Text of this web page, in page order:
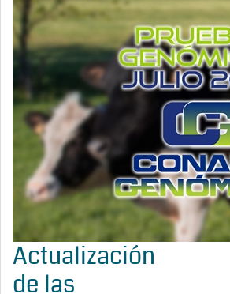
Actualización
de las